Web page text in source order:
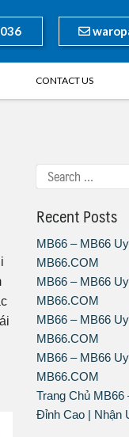
CONTACT US
Recent Posts
MB66 – MB66
MB66.COM
MB66 – MB66
MB66.COM
MB66 – MB66
MB66.COM
MB66 – MB66
MB66.COM
Trang Chủ MB66
Đỉnh Cao | Nhận